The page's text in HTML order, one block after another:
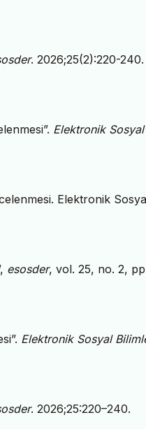
. 2026;25(2):220-240.
Elektronik Sosyal
Elektronik
esosder, vol. 25, no. 2,
Elektronik Sosyal
. 2026;25:220–240.